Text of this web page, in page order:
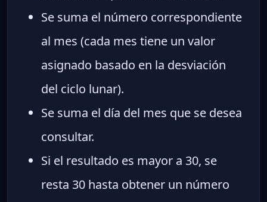
Se suma el número correspondiente
al mes (cada mes tiene un valor
asignado basado en la desviación
del ciclo lunar).
Se suma el día del mes que se desea
consultar.
Si el resultado es mayor a 30, se
resta 30 hasta obtener un número